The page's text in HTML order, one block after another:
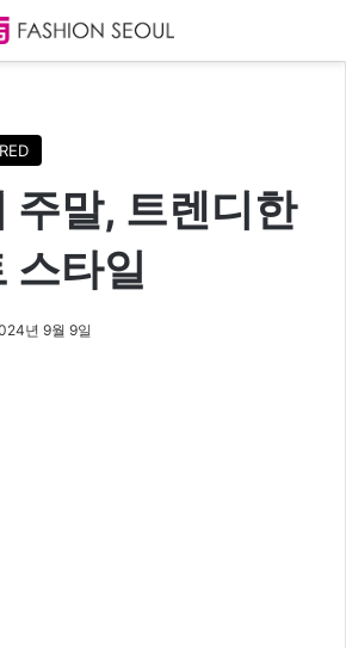
주말, 트렌디한
스타일
년 9월 9일